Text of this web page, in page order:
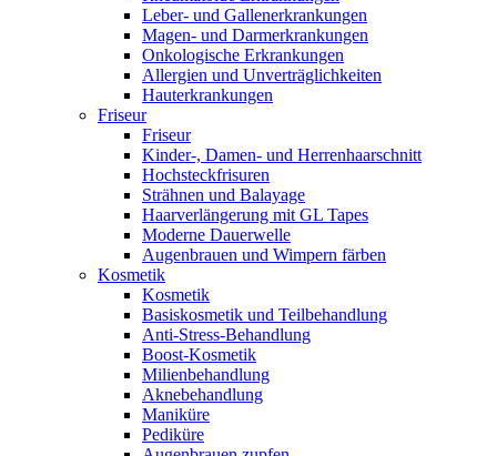
Leber- und Gallenerkrankungen
Magen- und Darmerkrankungen
Onkologische Erkrankungen
Allergien und Unverträglichkeiten
Hauterkrankungen
Friseur
Friseur
Kinder-, Damen- und Herrenhaarschnitt
Hochsteckfrisuren
Strähnen und Balayage
Haarverlängerung mit GL Tapes
Moderne Dauerwelle
Augenbrauen und Wimpern färben
Kosmetik
Kosmetik
Basiskosmetik und Teilbehandlung
Anti-Stress-Behandlung
Boost-Kosmetik
Milienbehandlung
Aknebehandlung
Maniküre
Pediküre